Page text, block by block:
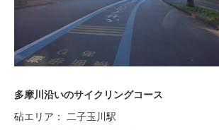
多摩川沿いのサイクリングコース
砧エリア： 二子玉川駅